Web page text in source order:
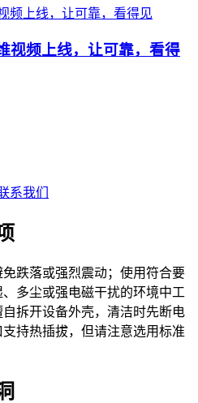
视频上线，让可靠，看得
系我们
跌落或强烈震动；使用符合要
多尘或强电磁干扰的环境中工
拆开设备外壳，清洁时先断电
持热插拔，但请注意选用标准